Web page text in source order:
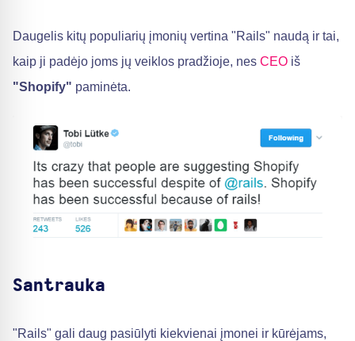
Daugelis kitų populiarių įmonių vertina "Rails" naudą ir tai,
kaip ji padėjo joms jų veiklos pradžioje, nes CEO iš
"Shopify" paminėta.
Santrauka
"Rails" gali daug pasiūlyti kiekvienai įmonei ir kūrėjams,